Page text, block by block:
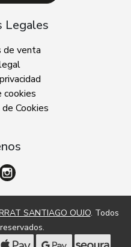
Legales
de venta
cookies
Cookies
SANTIAGO OUJO. Todos